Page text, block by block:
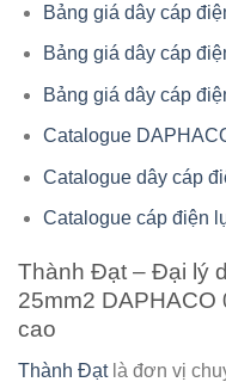
Bảng giá dây cáp
Bảng giá dây cáp
Bảng giá dây cáp
Catalogue
Catalogue dây cáp
Catalogue cáp điện
Thành Đạt – Đại lý
25mm2 DAPHACO
cao
Thành Đạtlà đơn vị